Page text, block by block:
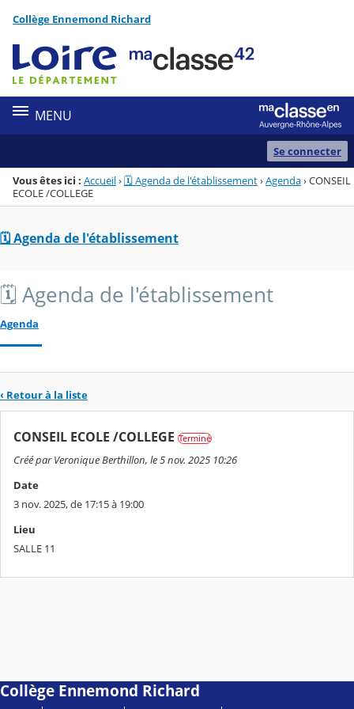
Menu de la rubrique
Contenu
Collège Ennemond Richard
MENU
Se connecter
Vous êtes ici : Accueil›🗓️ Agenda de l'établissement›Agenda›CONSEIL
ECOLE /COLLEGE
🗓️ Agenda de l'établissement
🗓️ Agenda de l'établissement
Agenda
‹ Retour à la liste
CONSEIL ECOLE /COLLEGE Terminé
Créé par Veronique Berthillon, le 5 nov. 2025 10:26
Date
3 nov. 2025, de 17:15 à 19:00
Lieu
SALLE 11
Collège Ennemond Richard